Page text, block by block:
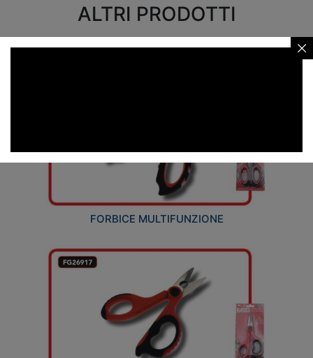
ALTRI PRODOTTI
FORBICE MULTIFUNZIONE